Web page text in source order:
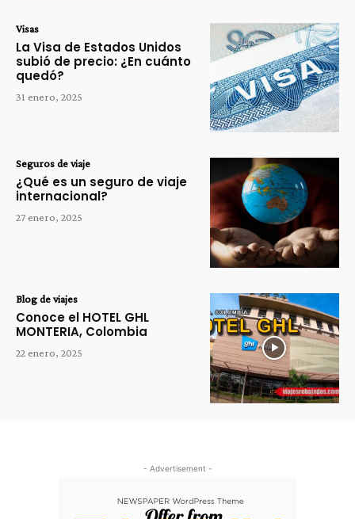
Visas
La Visa de Estados Unidos
subió de precio: ¿En cuánto
quedó?
31 enero, 2025
Seguros de viaje
¿Qué es un seguro de viaje
internacional?
27 enero, 2025
Blog de viajes
Conoce el HOTEL GHL
MONTERIA, Colombia
22 enero, 2025
- Advertisement -